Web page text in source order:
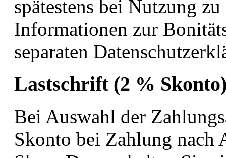
spätestens bei Nutzung
Informationen zur
separaten
Lastschrift (2 %
Bei Auswahl der
Skonto bei Zahlung nach